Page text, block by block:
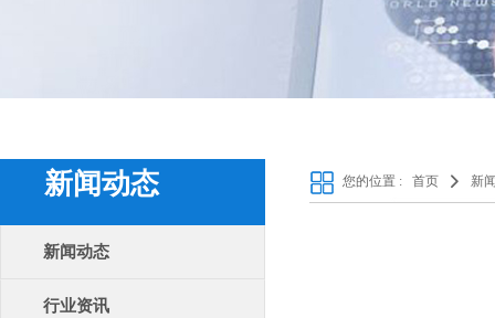
新闻动态
新闻动态
行业资讯
您的位置 : 首页 新